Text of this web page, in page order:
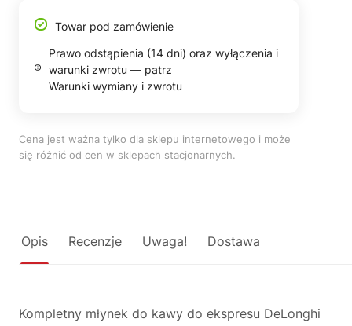
Towar pod zamówienie
Prawo odstąpienia (14 dni) oraz wyłączenia i
warunki zwrotu — patrz
Warunki wymiany i zwrotu
Cena jest ważna tylko dla sklepu internetowego i może
się różnić od cen w sklepach stacjonarnych.
Opis Recenzje Uwaga! Dostawa
Kompletny młynek do kawy do ekspresu DeLonghi